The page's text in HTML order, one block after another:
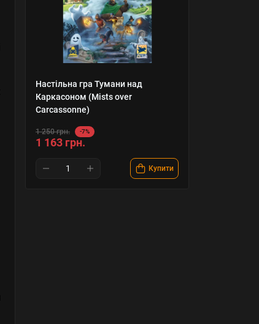
Настільна гра Тумани над
Каркасоном (Mists over
Carcassonne)
1 250 грн. -7%
1 163 грн.
Купити